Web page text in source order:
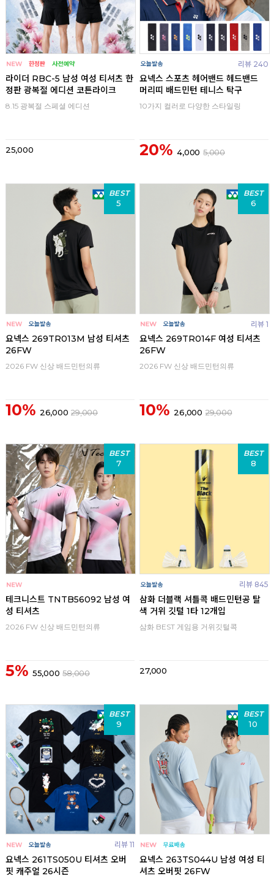
라이더 RBC-5 남성 여성 티셔츠 한
정판 광복절 에디션 코튼라이크
8.15 광복절 스페셜 에디션
25,000
리뷰 240
요넥스 스포츠 헤어밴드 헤드밴드
머리띠 배드민턴 테니스 탁구
10가지 컬러로 다양한 스타일링
20% 4,000 5,000
BEST
5
요넥스 269TR013M 남성 티셔츠
26FW
2026 FW 신상 배드민턴의류
10% 26,000 29,000
BEST
6
리뷰 1
요넥스 269TR014F 여성 티셔츠
26FW
2026 FW 신상 배드민턴의류
10% 26,000 29,000
BEST
7
테크니스트 TNTB56092 남성 여
성 티셔츠
2026 FW 신상 배드민턴의류
5% 55,000 58,000
BEST
8
리뷰 845
삼화 더블랙 셔틀콕 배드민턴공 탈
색 거위 깃털 1타 12개입
삼화 BEST 게임용 거위깃털콕
27,000
BEST
9
리뷰 11
요넥스 261TS050U 티셔츠 오버
핏 캐주얼 26시즌
BEST
10
요넥스 263TS044U 남성 여성 티
셔츠 오버핏 26FW